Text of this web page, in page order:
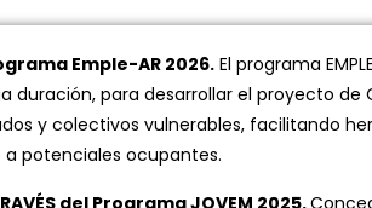
Emple-AR 2026.El programa
para desarrollar el proyecto de
y colectivos vulnerables, facilitando
potenciales ocupantes.